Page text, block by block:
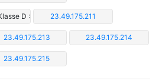
D : 23.49.175.211
23.49.175.213 23.49.175.214
23.49.175.215